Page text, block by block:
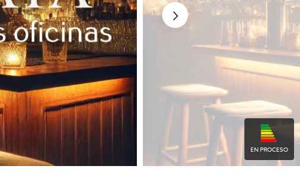
EN PROCESO